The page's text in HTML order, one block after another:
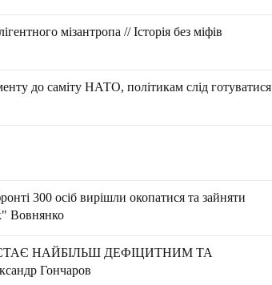
мізантропа // Історія без міфів
до саміту НАТО, політикам слід готуватися
300 осіб вирішли окопатися та зайняти
Вовнянко
НАЙБІЛЬШ ДЕФІЦИТНИМ ТА
Гончаров